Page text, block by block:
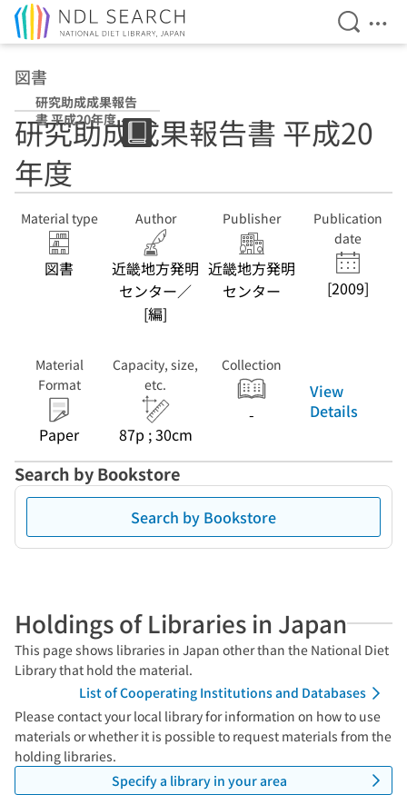
Open
図書
研究助成成果報告
書 平成20年度
研究助成成果報告書 平成20
年度
Material type
図書
Author
近畿地方発明
センター／
[編]
Publisher
近畿地方発明
センター
Publication
date
[2009]
Material
Format
Paper
Capacity, size,
etc.
87p ; 30cm
Collection
-
View
Details
Search by Bookstore
Search by Bookstore
Holdings of Libraries in Japan
This page shows libraries in Japan other than the National Diet
Library that hold the material.
List of Cooperating Institutions and Databases
Please contact your local library for information on how to use
materials or whether it is possible to request materials from the
holding libraries.
Specify a library in your area